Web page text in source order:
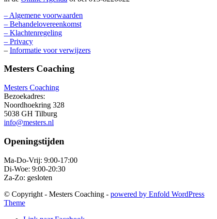
– Algemene voorwaarden
– Behandelovereenkomst
– Klachtenregeling
– Privacy
– Informatie voor verwijzers
Mesters Coaching
Mesters Coaching
Bezoekadres:
Noordhoekring 328
5038 GH Tilburg
info@mesters.nl
Openingstijden
Ma-Do-Vrij: 9:00-17:00
Di-Woe: 9:00-20:30
Za-Zo: gesloten
© Copyright - Mesters Coaching - powered by Enfold WordPress
Theme